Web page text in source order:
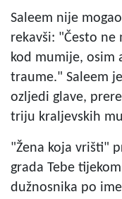
Saleem nije
rekavši: "Često
kod mumije, osim
traume." Saleem
ozljedi glave,
triju kraljevskih
"Žena koja vrišti"
grada Tebe
dužnosnika po